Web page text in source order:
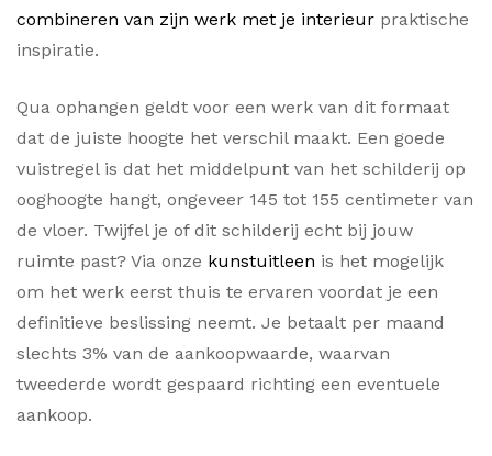
combineren van zijn werk met je interieur praktische
inspiratie.
Qua ophangen geldt voor een werk van dit formaat
dat de juiste hoogte het verschil maakt. Een goede
vuistregel is dat het middelpunt van het schilderij op
ooghoogte hangt, ongeveer 145 tot 155 centimeter van
de vloer. Twijfel je of dit schilderij echt bij jouw
ruimte past? Via onze kunstuitleen is het mogelijk
om het werk eerst thuis te ervaren voordat je een
definitieve beslissing neemt. Je betaalt per maand
slechts 3% van de aankoopwaarde, waarvan
tweederde wordt gespaard richting een eventuele
aankoop.